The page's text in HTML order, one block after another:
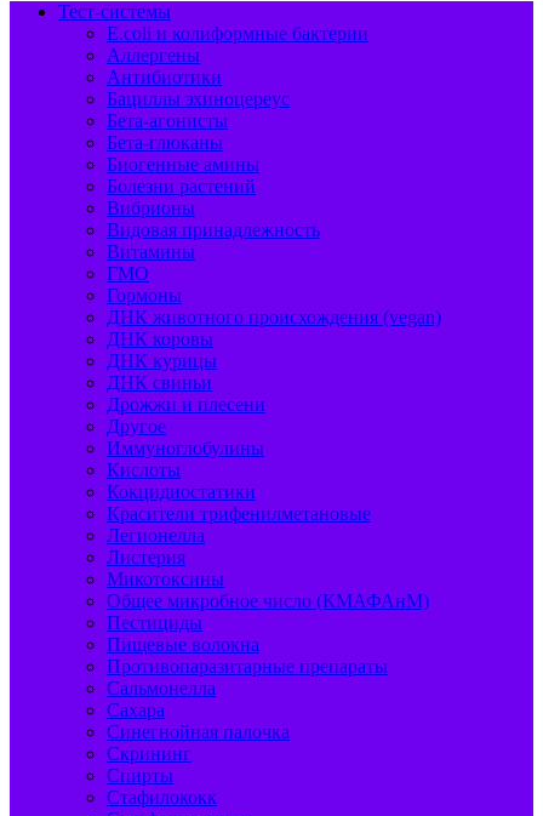
Тест-системы
E.coli и колиформные бактерии
Аллергены
Антибиотики
Бациллы эхиноцереус
Бета-агонисты
Бета-глюканы
Биогенные амины
Болезни растений
Вибрионы
Видовая принадлежность
Витамины
ГМО
Гормоны
ДНК животного происхождения (vegan)
ДНК коровы
ДНК курицы
ДНК свиньи
Дрожжи и плесени
Другое
Иммуноглобулины
Кислоты
Кокцидиостатики
Красители трифенилметановые
Легионелла
Листерия
Микотоксины
Общее микробное число (КМАФАнМ)
Пестициды
Пищевые волокна
Противопаразитарные препараты
Сальмонелла
Сахара
Синегнойная палочка
Скрининг
Спирты
Стафилококк